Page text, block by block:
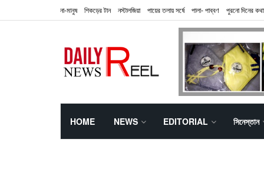
না-মানুষ শিকড়ের টান নস্টালজিয়া পায়ের তলায় সর্ষে পালা- পাব্বণ পুরনো দিনের কথা
HOME NEWS EDITORIAL সিনেস্তান